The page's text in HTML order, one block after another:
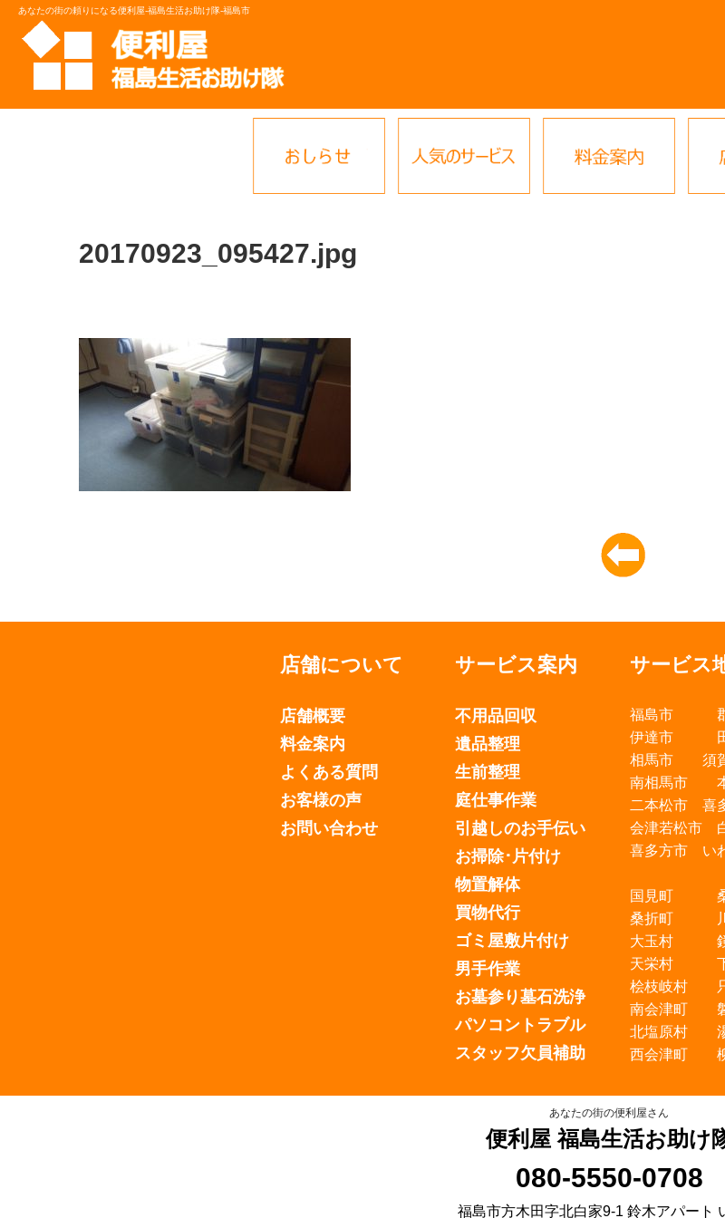
あなたの街の頼りになる便利屋-福島生活お助け隊-福島市
20170923_095427.jpg
店舗について
店舗概要
料金案内
よくある質問
お客様の声
お問い合わせ
サービス案内
不用品回収
遺品整理
生前整理
庭仕事作業
引越しのお手伝い
お掃除･片付け
物置解体
買物代行
ゴミ屋敷片付け
男手作業
お墓参り墓石洗浄
パソコントラブル
スタッフ欠員補助
サービス
福島市 郡
伊達市 田
相馬市 須
南相馬市
二本松市 喜
会津若松市
喜多方市 い
国見町 桑
桑折町 川
大玉村 鏡
天栄村 下
桧枝岐村
南会津町
北塩原村
西会津町
あなたの街の便利屋さん
便利屋 福島生活お助け
080-5550-0708
福島市方木田字北白家9-1 鈴木アパート